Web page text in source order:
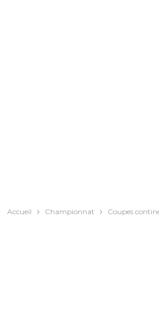
Accueil Championnat Coupes